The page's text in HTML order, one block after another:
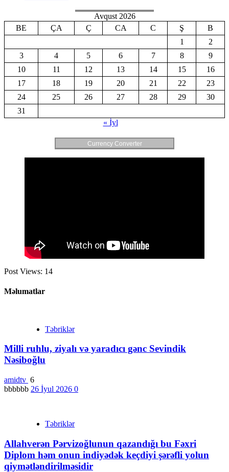
Avqust 2026
BE
ÇA Ç CA C Ş
B
1
2
3
4 5 6 7 8
9
10
11 12 13 14 15
16
17
18 19 20 21 22
23
24
25 26 27 28 29
30
31
« İyl
Currency Converter
Post Views: 14
Məlumatlar
Təbriklər
Milli ruhlu, ziyalı və yaradıcı gənc Sevindik
Nəsiboğlu
amidtv 6
bbbbbb 26 İyul 2026 0
Təbriklər
Allahverən Pərvizoğlunun qazandığı bu Fəxri
Diplom həm onun indiyədək keçdiyi şərəfli yolun
qiymətləndirilməsidir